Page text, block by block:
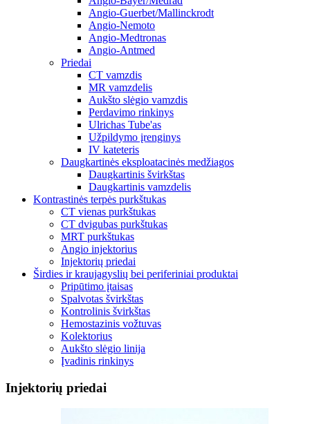
Angio-Guerbet/Mallinckrodt
Angio-Nemoto
Angio-Medtronas
Angio-Antmed
Priedai
CT vamzdis
MR vamzdelis
Aukšto slėgio vamzdis
Perdavimo rinkinys
Ulrichas Tube'as
Užpildymo įrenginys
IV kateteris
Daugkartinės eksploatacinės medžiagos
Daugkartinis švirkštas
Daugkartinis vamzdelis
Kontrastinės terpės purkštukas
CT vienas purkštukas
CT dvigubas purkštukas
MRT purkštukas
Angio injektorius
Injektorių priedai
Širdies ir kraujagyslių bei periferiniai produktai
Pripūtimo įtaisas
Spalvotas švirkštas
Kontrolinis švirkštas
Hemostazinis vožtuvas
Kolektorius
Aukšto slėgio linija
Įvadinis rinkinys
Injektorių priedai